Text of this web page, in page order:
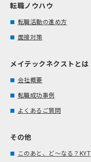
転職ノウハウ
転職活動の進め方
面接対策
メイテックネクストとは
会社概要
転職成功事例
よくあるご質問
その他
このあと、ど～なる？KYT